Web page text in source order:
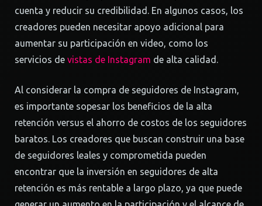
cuenta y reducir su credibilidad. En algunos casos, los
creadores pueden necesitar apoyo adicional para
aumentar su participación en video, como los
servicios de vistas de Instagram de alta calidad.
Al considerar la compra de seguidores de Instagram,
es importante sopesar los beneficios de la alta
retención versus el ahorro de costos de los seguidores
baratos. Los creadores que buscan construir una base
de seguidores leales y comprometida pueden
encontrar que la inversión en seguidores de alta
retención es más rentable a largo plazo, ya que puede